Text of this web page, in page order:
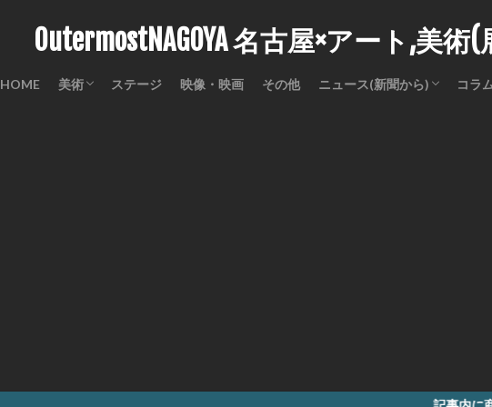
OutermostNAGOYA 名古屋×アート,美
HOME 美術 ステージ 映像・映画 その他 ニュース(新聞から) コラ